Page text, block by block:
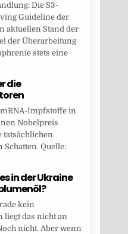
Die S3-
Guideline der
aktuellen Stand der
der Überarbeitung
stets eine
die
Impfstoffe in
Nobelpreis
tatsächlichen
Quelle:
in der Ukraine
kein
liegt das nicht an
nicht. Aber wenn